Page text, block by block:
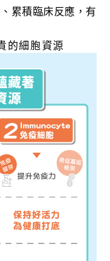
累積臨床反應，有
的細胞資源